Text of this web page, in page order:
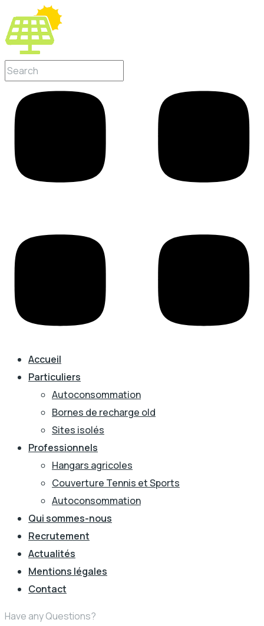
Accueil
Particuliers
Autoconsommation
Bornes de recharge old
Sites isolés
Professionnels
Hangars agricoles
Couverture Tennis et Sports
Autoconsommation
Qui sommes-nous
Recrutement
Actualités
Mentions légales
Contact
Have any Questions?